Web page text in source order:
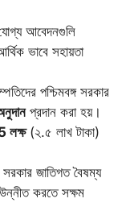
আবেদনগুলি
ভাবে সহায়তা
পশ্চিমবঙ্গ সরকার
প্রদান করা হয়।
লক্ষ(২.৫ লাখ টাকা)
সরকার জাতিগত বৈষম্য
করতে সক্ষম